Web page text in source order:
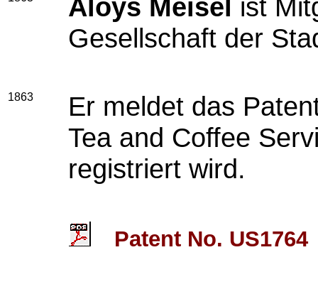
Aloys Meisel ist
Gesellschaft der
1863
Er meldet das
Tea and Coffee
registriert wird.
Patent No. US1764